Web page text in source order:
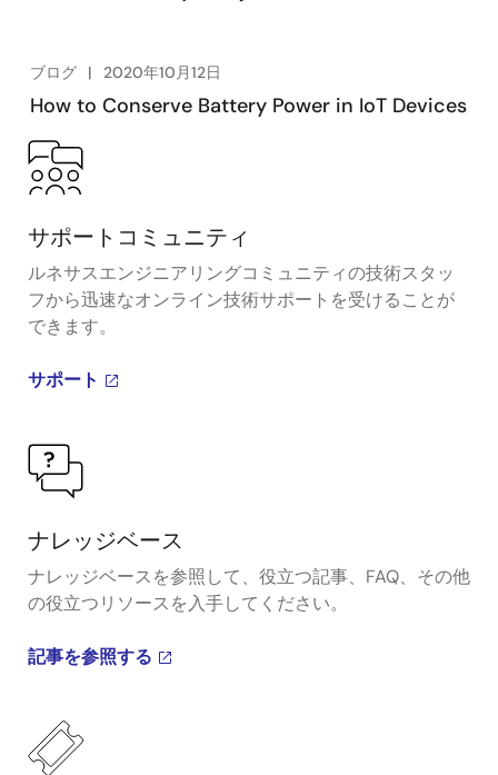
ブログ 2020年10月12日
How to Conserve Battery Power in IoT Devices
サポートコミュニティ
ルネサスエンジニアリングコミュニティの技術スタッ
フから迅速なオンライン技術サポートを受けることが
できます。
サポート
ナレッジベース
ナレッジベースを参照して、役立つ記事、FAQ、その他
の役立つリソースを入手してください。
記事を参照する